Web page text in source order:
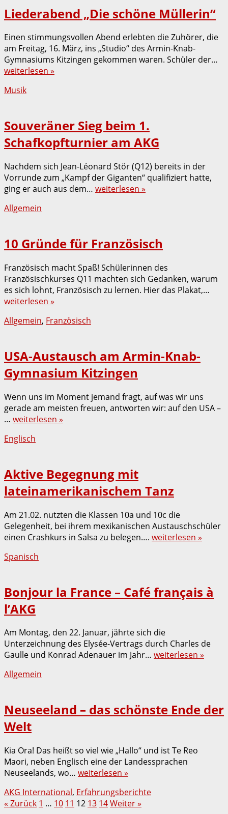
Liederabend „Die schöne Müllerin“
Einen stimmungsvollen Abend erlebten die Zuhörer, die
am Freitag, 16. März, ins „Studio“ des Armin-Knab-
Gymnasiums Kitzingen gekommen waren. Schüler der…
weiterlesen »
Musik
Souveräner Sieg beim 1.
Schafkopfturnier am AKG
Nachdem sich Jean-Léonard Stör (Q12) bereits in der
Vorrunde zum „Kampf der Giganten“ qualifiziert hatte,
ging er auch aus dem… weiterlesen »
Allgemein
10 Gründe für Französisch
Französisch macht Spaß! Schülerinnen des
Französischkurses Q11 machten sich Gedanken, warum
es sich lohnt, Französisch zu lernen. Hier das Plakat,…
weiterlesen »
Allgemein, Französisch
USA-Austausch am Armin-Knab-
Gymnasium Kitzingen
Wenn uns im Moment jemand fragt, auf was wir uns
gerade am meisten freuen, antworten wir: auf den USA –
… weiterlesen »
Englisch
Aktive Begegnung mit
lateinamerikanischem Tanz
Am 21.02. nutzten die Klassen 10a und 10c die
Gelegenheit, bei ihrem mexikanischen Austauschschüler
einen Crashkurs in Salsa zu belegen…. weiterlesen »
Spanisch
Bonjour la France – Café français à
l’AKG
Am Montag, den 22. Januar, jährte sich die
Unterzeichnung des Elysée-Vertrags durch Charles de
Gaulle und Konrad Adenauer im Jahr… weiterlesen »
Allgemein
Neuseeland – das schönste Ende der
Welt
Kia Ora! Das heißt so viel wie „Hallo“ und ist Te Reo
Maori, neben Englisch eine der Landessprachen
Neuseelands, wo… weiterlesen »
AKG International, Erfahrungsberichte
Seitennummerierung
« Zurück 1 … 10 11 12 13 14Weiter »